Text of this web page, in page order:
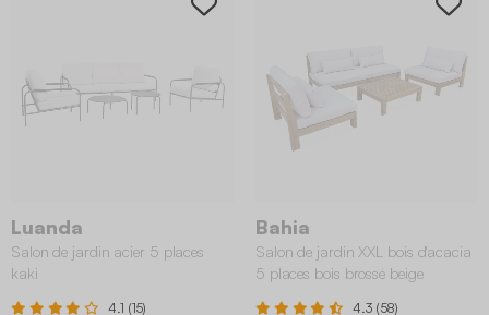
Luanda
Salon de jardin acier 5 places
kaki
4.1 (15)
Bahia
Salon de jardin XXL bois d'acacia
5 places bois brossé beige
4.3 (58)